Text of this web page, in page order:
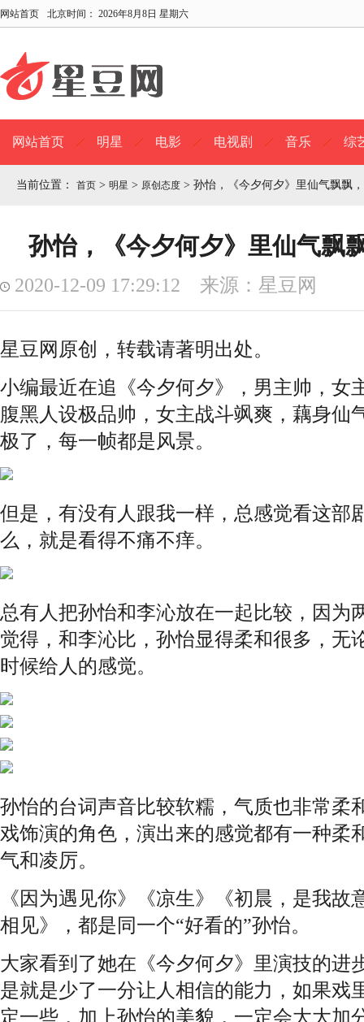
网站首页 北京时间： 2026年8月8日 星期六
网站首页 明星 电影 电视剧 音乐 综
当前位置： 首页 > 明星 > 原创态度 > 孙怡，《今夕何夕》里仙气飘飘
孙怡，《今夕何夕》里仙气飘
2020-12-09 17:29:12 来源：星豆网
星豆网原创，转载请著明出处。
小编最近在追《今夕何夕》，男主帅，女
腹黑人设极品帅，女主战斗飒爽，藕身仙
极了，每一帧都是风景。
但是，有没有人跟我一样，总感觉看这部
么，就是看得不痛不痒。
总有人把孙怡和李沁放在一起比较，因为
觉得，和李沁比，孙怡显得柔和很多，无
时候给人的感觉。
孙怡的台词声音比较软糯，气质也非常柔
戏饰演的角色，演出来的感觉都有一种柔
气和凌厉。
《因为遇见你》《凉生》《初晨，是我故
相见》，都是同一个“好看的”孙怡。
大家看到了她在《今夕何夕》里演技的进
是就是少了一分让人相信的能力，如果戏
定一些，加上孙怡的美貌，一定会大大加